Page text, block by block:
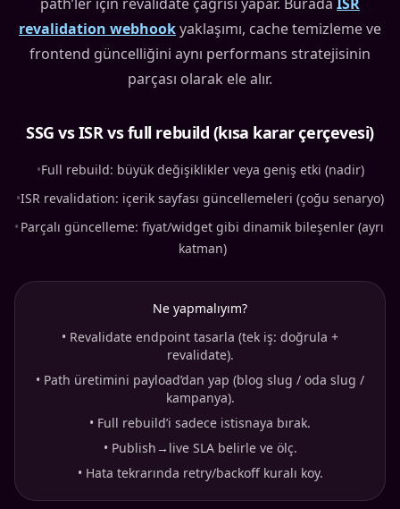
revalidation webhookyaklaşımı, cache temizleme ve
frontend güncelliğini aynı performans stratejisinin
parçası olarak ele alır.
SSG vs ISR vs full rebuild (kısa karar çerçevesi)
•Full rebuild: büyük değişiklikler veya geniş etki (nadir)
•ISR revalidation: içerik sayfası güncellemeleri (çoğu senaryo)
• Parçalı güncelleme: fiyat/widget gibi dinamik bileşenler (ayrı
katman)
Ne yapmalıyım?
• Revalidate endpoint tasarla (tek iş: doğrula +
revalidate).
• Path üretimini payload’dan yap (blog slug / oda slug /
kampanya).
• Full rebuild’i sadece istisnaya bırak.
• Publish→live SLA belirle ve ölç.
• Hata tekrarında retry/backoff kuralı koy.